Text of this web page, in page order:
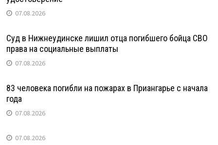
07.08.2026
Суд в Нижнеудинске лишил отца погибшего бойца СВО
права на социальные выплаты
07.08.2026
83 человека погибли на пожарах в Приангарье с начала
года
07.08.2026
07.08.2026